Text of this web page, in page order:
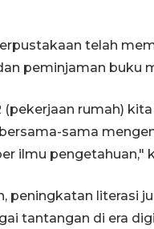
telah
peminjaman buku
(pekerjaan rumah)
sama
ilmu pengetahuan,"
peningkatan literasi
tantangan di era